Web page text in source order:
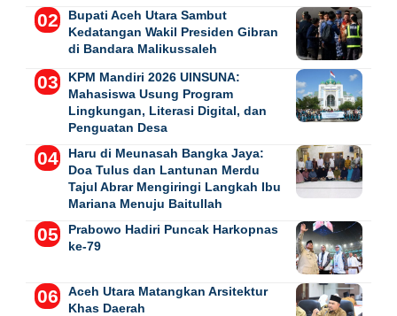
Bupati Aceh Utara Sambut
Kedatangan Wakil Presiden Gibran
di Bandara Malikussaleh
KPM Mandiri 2026 UINSUNA:
Mahasiswa Usung Program
Lingkungan, Literasi Digital, dan
Penguatan Desa
Haru di Meunasah Bangka Jaya:
Doa Tulus dan Lantunan Merdu
Tajul Abrar Mengiringi Langkah Ibu
Mariana Menuju Baitullah
Prabowo Hadiri Puncak Harkopnas
ke-79
Aceh Utara Matangkan Arsitektur
Khas Daerah